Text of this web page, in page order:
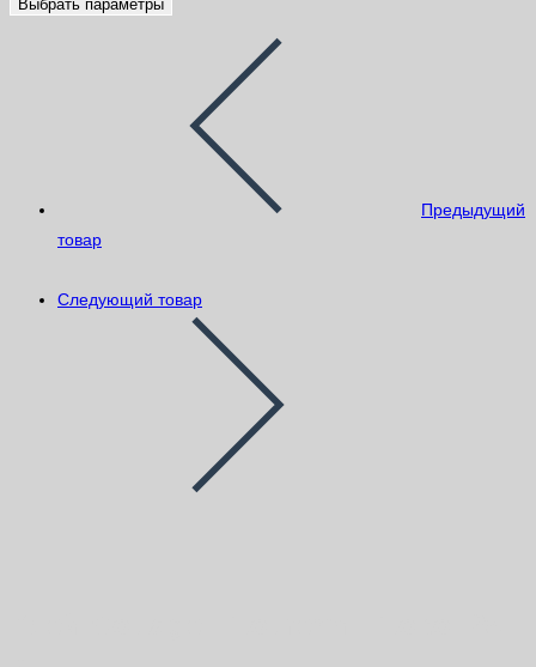
Выбрать параметры
Предыдущий
товар
Следующий товар